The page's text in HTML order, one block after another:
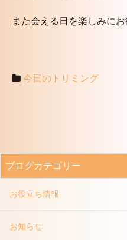
また会える日を楽しみに
今日のトリミング
ブログカテゴリー
お役立ち情報
お知らせ